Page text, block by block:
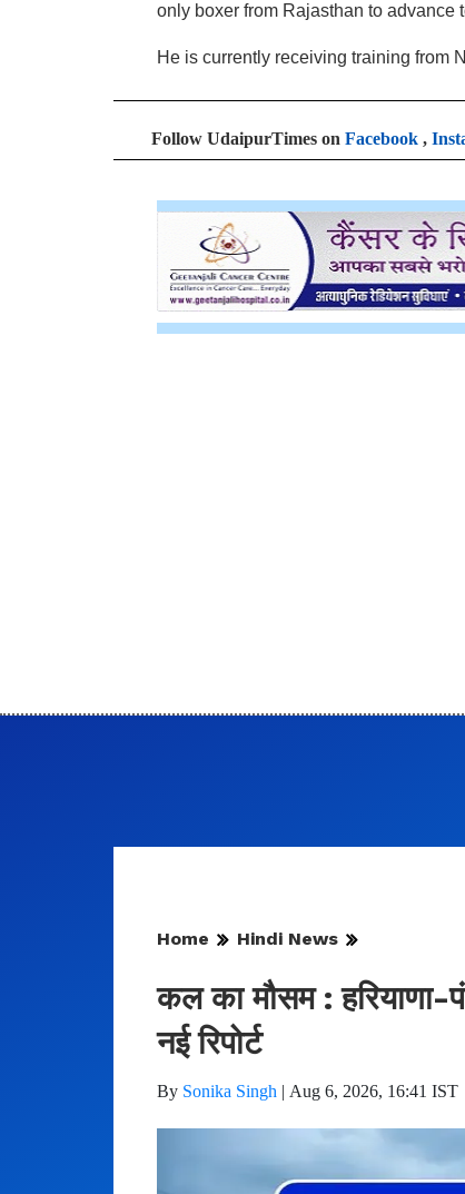
only boxer from Rajasthan to advance
He is currently receiving training from
Follow UdaipurTimes on Facebook ,
Home Hindi News
कल का मौसम : हरियाणा-
नई रिपोर्ट
By Sonika Singh | Aug 6, 2026, 16:41 IST